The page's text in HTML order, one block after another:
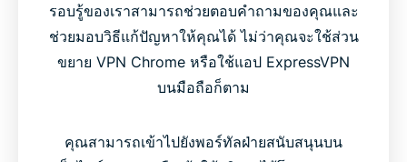
รอบรู้ของเราสามารถช่วยตอบคำถามของคุณและ
ช่วยมอบวิธีแก้ปัญหาให้คุณได้ ไม่ว่าคุณจะใช้ส่วน
ขยาย VPN Chrome หรือใช้แอป ExpressVPN
บนมือถือก็ตาม
คุณสามารถเข้าไปยังพอร์ทัลฝ่ายสนับสนุนบน